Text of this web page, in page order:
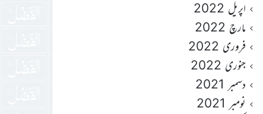
اپریل 2022
مارچ 2022
فروری 2022
جنوری 2022
دسمبر 2021
نومبر 2021